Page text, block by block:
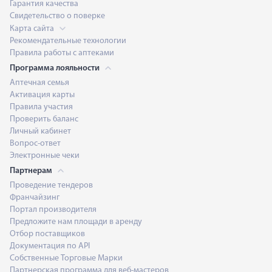
Гарантия качества
Свидетельство о поверке
Карта сайта
Рекомендательные технологии
Правила работы с аптеками
Программа лояльности
Аптечная семья
Активация карты
Правила участия
Проверить баланс
Личный кабинет
Вопрос-ответ
Электронные чеки
Партнерам
Проведение тендеров
Франчайзинг
Портал производителя
Предложите нам площади в аренду
Отбор поставщиков
Документация по API
Собственные Торговые Марки